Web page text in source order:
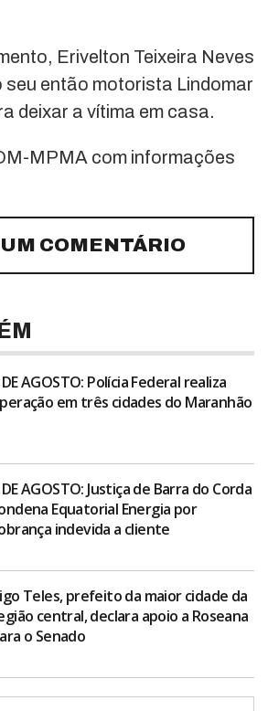
Erivelton Teixeira Neves
seu então motorista Lindomar
deixar a vítima em casa.
MPMA com informações
COMENTÁRIO
AGOSTO: Polícia Federal realiza
em três cidades do Maranhão
AGOSTO: Justiça de Barra do Corda
Equatorial Energia por
indevida a cliente
Teles, prefeito da maior cidade da
central, declara apoio a Roseana
o Senado